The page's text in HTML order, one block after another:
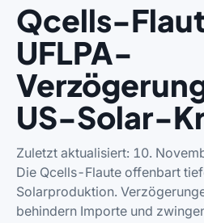
Qcells-
UFLPA-
US-Solar-
Zuletzt aktualisiert: 10.
Die Qcells-Flaute offenbart
Solarproduktion.
behindern Importe und